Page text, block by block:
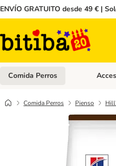
ENVÍO GRATUITO desde 49 € |
Comida Perros Menú
Comida Perros Pienso